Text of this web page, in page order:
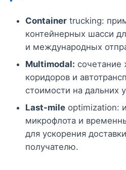
Container trucking:
контейнерных шасси
и международных
Multimodal:
коридоров и
стоимости на дальних
Last-mile optimization:
микрофлота и
для ускорения
получателю.